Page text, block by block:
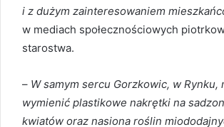
i z dużym zainteresowaniem
w mediach społecznościowych
starostwa.
– W samym sercu Gorzkowic, w Rynku,
wymienić plastikowe nakrętki na
kwiatów oraz nasiona roślin